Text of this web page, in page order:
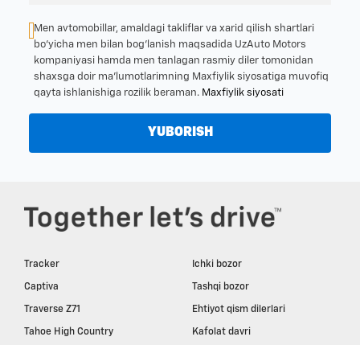
Men avtomobillar, amaldagi takliflar va xarid qilish shartlari
bo‘yicha men bilan bog‘lanish maqsadida UzAuto Motors
kompaniyasi hamda men tanlagan rasmiy diler tomonidan
shaxsga doir ma’lumotlarimning Maxfiylik siyosatiga muvofiq
qayta ishlanishiga rozilik beraman. Maxfiylik siyosati
YUBORISH
Tracker
Captiva
Traverse Z71
Tahoe High Country
Ichki bozor
Tashqi bozor
Ehtiyot qism dilerlari
Kafolat davri